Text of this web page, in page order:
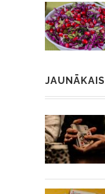
JAUNĀKAIS